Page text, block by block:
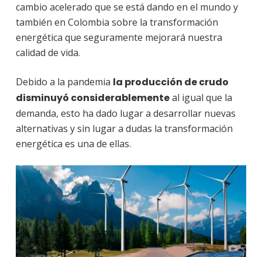
cambio acelerado que se está dando en el mundo y
también en Colombia sobre la transformación
energética que seguramente mejorará nuestra
calidad de vida.
Debido a la pandemia la producción de crudo
disminuyó considerablementeal igual que la
demanda, esto ha dado lugar a desarrollar nuevas
alternativas y sin lugar a dudas la transformación
energética es una de ellas.